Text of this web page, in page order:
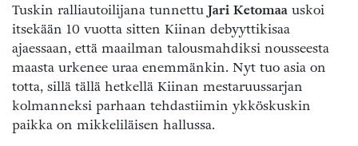
Tuskin ralliautoilijana tunnettu Jari Ketomaa uskoi
itsekään 10 vuotta sitten Kiinan debyyttikisaa
ajaessaan, että maailman talousmahdiksi nousseesta
maasta urkenee uraa enemmänkin. Nyt tuo asia on
totta, sillä tällä hetkellä Kiinan mestaruussarjan
kolmanneksi parhaan tehdastiimin ykköskuskin
paikka on mikkeliläisen hallussa.